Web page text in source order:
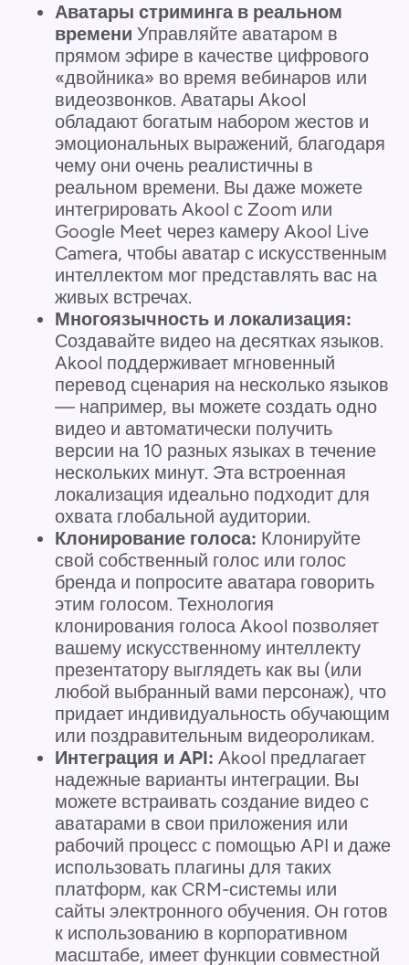
Аватары стриминга в реальном
времени Управляйте аватаром в
прямом эфире в качестве цифрового
«двойника» во время вебинаров или
видеозвонков. Аватары Akool
обладают богатым набором жестов и
эмоциональных выражений, благодаря
чему они очень реалистичны в
реальном времени. Вы даже можете
интегрировать Akool с Zoom или
Google Meet через камеру Akool Live
Camera, чтобы аватар с искусственным
интеллектом мог представлять вас на
живых встречах.
Многоязычность и локализация:
Создавайте видео на десятках языков.
Akool поддерживает мгновенный
перевод сценария на несколько языков
— например, вы можете создать одно
видео и автоматически получить
версии на 10 разных языках в течение
нескольких минут. Эта встроенная
локализация идеально подходит для
охвата глобальной аудитории.
Клонирование голоса: Клонируйте
свой собственный голос или голос
бренда и попросите аватара говорить
этим голосом. Технология
клонирования голоса Akool позволяет
вашему искусственному интеллекту
презентатору выглядеть как вы (или
любой выбранный вами персонаж), что
придает индивидуальность обучающим
или поздравительным видеороликам.
Интеграция и API: Akool предлагает
надежные варианты интеграции. Вы
можете встраивать создание видео с
аватарами в свои приложения или
рабочий процесс с помощью API и даже
использовать плагины для таких
платформ, как CRM-системы или
сайты электронного обучения. Он готов
к использованию в корпоративном
масштабе, имеет функции совместной